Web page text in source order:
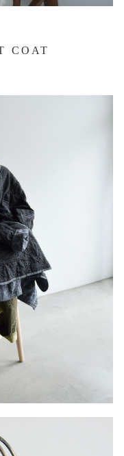
COAT